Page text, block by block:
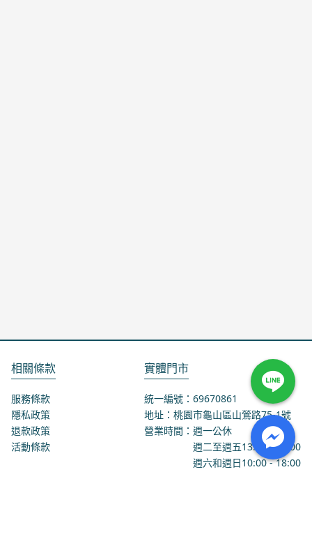
相關條款
服務條款
隱私政策
退款政策
活動條款
實體門市
統一編號：69670861
地址：桃園市龜山區山鶯路75-1號
營業時間：週一公休
週二至週五13:00 - 18:00
週六和週日10:00 - 18:00